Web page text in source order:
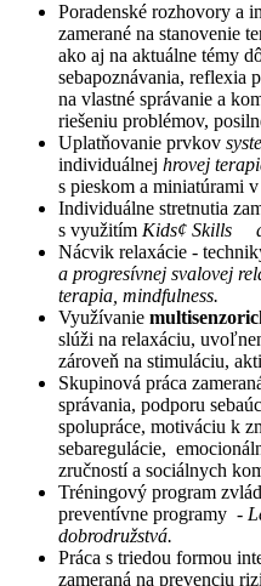
Poradenské rozhovory a
zamerané na stanovenie
ako aj na aktuálne témy
sebapoznávania, reflexia
na vlastné správanie a
riešeniu problémov,
Uplatňovanie prvkov
individuálnej hrovej
s pieskom a miniatúrami
Individuálne stretnutia
s využitím Kids¢ Skills a
Nácvik relaxácie -
a progresívnej svalovej
terapia, mindfulness.
Využívanie
slúži na relaxáciu,
zároveň na stimuláciu,
Skupinová práca
správania, podporu
spolupráce, motiváciu k
sebaregulácie,
zručností a sociálnych
Tréningový program
preventívne programy -
dobrodružstvá.
Práca s triedou formou
zameraná na prevenciu